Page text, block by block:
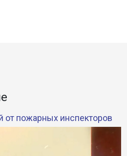
от пожарных инспекторов